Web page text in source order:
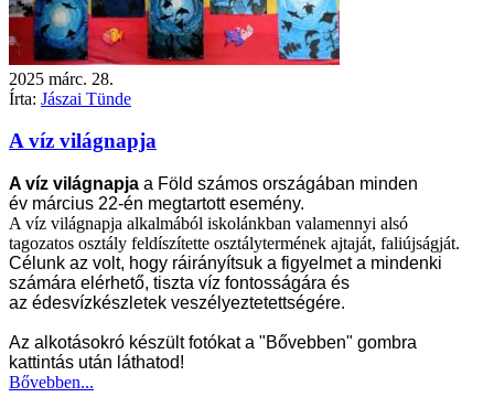
2025 márc. 28.
Írta: Jászai Tünde
A víz világnapja
A víz világnapja a Föld számos országában minden
év március 22-én megtartott esemény.
A víz világnapja alkalmából iskolánkban valamennyi alsó
tagozatos osztály feldíszítette osztálytermének ajtaját, faliújságját.
Célunk az volt, hogy ráirányítsuk a figyelmet a mindenki
számára elérhető, tiszta víz fontosságára és
az édesvízkészletek veszélyeztetettségére.
Az alkotásokró készült fotókat a "Bővebben" gombra
kattintás után láthatod!
Bővebben...